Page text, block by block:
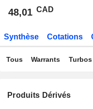
48,01 CAD
Synthèse Cotations
Tous Warrants Turbos
Produits Dérivés